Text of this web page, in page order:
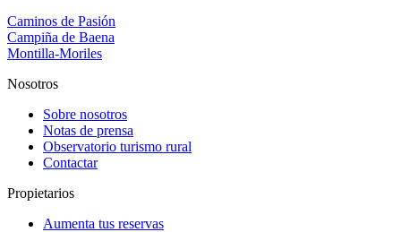
Caminos de Pasión
Campiña de Baena
Montilla-Moriles
Nosotros
Sobre nosotros
Notas de prensa
Observatorio turismo rural
Contactar
Propietarios
Aumenta tus reservas